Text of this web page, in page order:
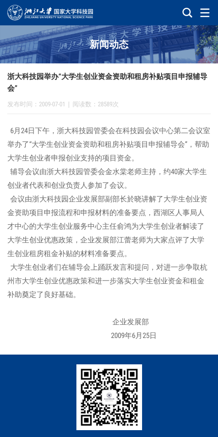
新闻动态
浙大科技园举办“大学生创业资金资助和租房补贴项目申报辅导
会”
发布时间：2009-07-01 阅读数：28589次
6月24日下午，浙大科技园管委会在科技园会议中心第二会议室
举办了“大学生创业资金资助和租房补贴项目申报辅导会”，帮助
大学生创业者申报创业支持的项目资金。
辅导会议由浙大科技园管委会金水棠老师主持，约40家大学生
创业者代表和创业负责人参加了会议。
会议由浙大科技园企业发展部副部长於晓讲解了大学生创业资
金资助项目申报流程和申报材料的准备要点，西湖区人事局人
才中心的大学生创业服务中心主任俞鸿为大学生创业者解读了
大学生创业优惠政策，企业发展部江蕾老师为大家点评了大学
生创业租房租金补贴的材料准备要点。
大学生创业者们在辅导会上踊跃发言和提问，对进一步争取杭
州市大学生创业优惠政策和进一步落实大学生创业资金和租金
补助奠定了良好基础。
企业发展部
2009年6月25日